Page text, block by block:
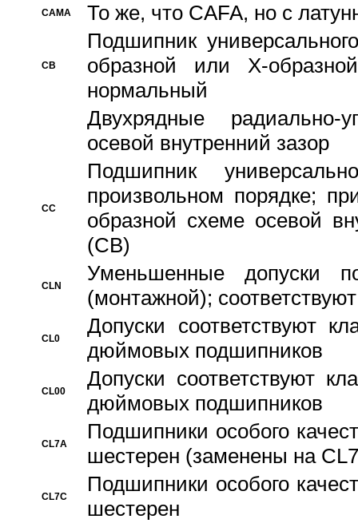
CAMA То же, что CAFA, но с
CB
Подшипник
образной или Х-
нормальный
Двухрядные радиально-
осевой внутренний зазор
CC
Подшипник
произвольном порядке;
образной схеме осевой
(CB)
CLN
Уменьшенные
(монтажной);
CL0
Допуски соответствуют
дюймовых подшипников
CL00
Допуски соответствуют
дюймовых подшипников
CL7A
Подшипники особого
шестерен (заменены на
CL7C
Подшипники особого
шестерен